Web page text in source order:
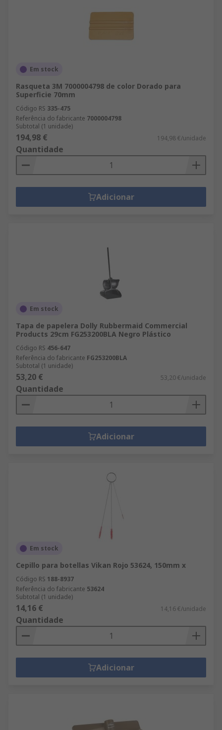
Em stock
Rasqueta 3M 7000004798 de color Dorado para
Superficie 70mm
Código RS 335-475
Referência do fabricante 7000004798
Subtotal (1 unidade)
194,98 € 194,98 €/unidade
Quantidade
Adicionar
Em stock
Tapa de papelera Dolly Rubbermaid Commercial
Products 29cm FG253200BLA Negro Plástico
Código RS 456-647
Referência do fabricante FG253200BLA
Subtotal (1 unidade)
53,20 € 53,20 €/unidade
Quantidade
Adicionar
Em stock
Cepillo para botellas Vikan Rojo 53624, 150mm x
Código RS 188-8937
Referência do fabricante 53624
Subtotal (1 unidade)
14,16 € 14,16 €/unidade
Quantidade
Adicionar